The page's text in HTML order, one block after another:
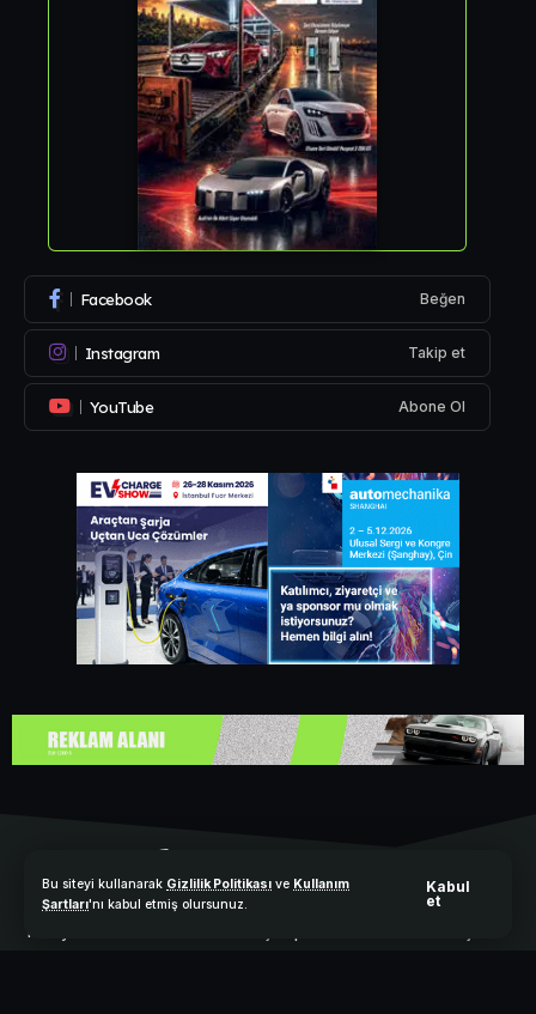
Bu siteyi kullanarak Gizlilik Politikası ve Kullanım
Şartları'nı kabul etmiş olursunuz.
Kabul
et
Facebook Beğen
Instagram Takip et
YouTube Abone Ol
Türkiye’nin elektrikli ve hibrit araçlar platformu. Elektrikli Araçlar